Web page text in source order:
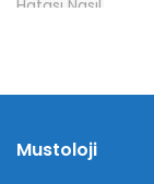
Mustoloji